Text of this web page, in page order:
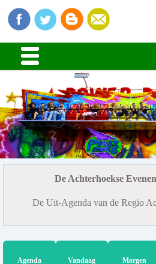
De Achterhoekse
De Uit-Agenda van de Regio
Agenda Vandaag Morgen